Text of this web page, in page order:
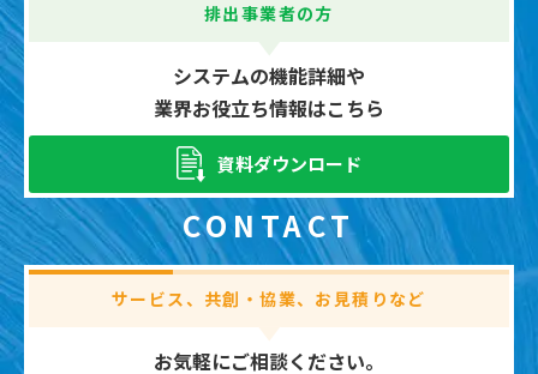
排出事業者の方
システムの機能詳細や
業界お役立ち情報はこちら
資料ダウンロード
CONTACT
サービス、共創・協業、お見積りなど
お気軽にご相談ください。